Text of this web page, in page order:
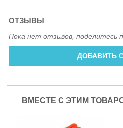
ОТЗЫВЫ
Пока нет отзывов, поделитесь
ДОБАВИТЬ
ВМЕСТЕ С ЭТИМ